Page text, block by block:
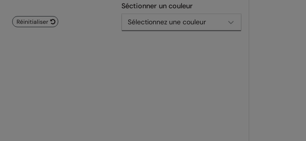
Séctionner un couleur
Réinitialiser